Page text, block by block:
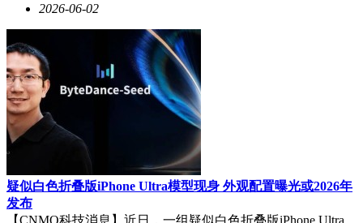
2026-06-02
疑似白色折叠版iPhone Ultra模型现身 外观配置曝光或2026年
发布
【CNMO科技消息】近日，一组疑似白色折叠版iPhone Ultra